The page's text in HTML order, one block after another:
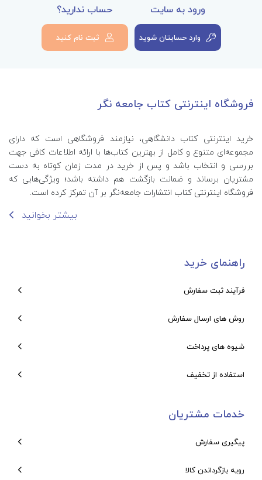
ورود به سایت
وارد حسابتان شوید
حساب ندارید؟
ثبت نام کنید
فروشگاه اینترنتی کتاب جامعه نگر
خرید اینترنتی کتاب‌ دانشگاهی، نیازمند فروشگاهی است که دارای
مجموعه‌ای متنوع و کامل از بهترین کتاب‌ها با ارائه اطلاعات کافی جهت
بررسی و انتخاب باشد و پس از خرید در مدت زمان کوتاه به دست
مشتریان برساند و ضمانت بازگشت هم داشته باشد؛ ویژگی‌هایی که
فروشگاه اینترنتی کتاب انتشارات جامعه‌نگر بر آن تمرکز کرده است.
بیشتر بخوانید
راهنمای خرید
فرآیند ثبت سفارش
روش های ارسال سفارش
شیوه های پرداخت
استفاده از تخفیف
خدمات مشتریان
پیگیری سفارش
رویه بازگرداندن کالا